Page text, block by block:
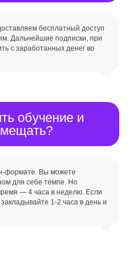
бесплатный доступ
Дальнейшие подписки, при
с заработанных денег во
обучение и
формате. Вы можете
для себе темпе. Но
— 4 часа в неделю. Если
1-2 часа в день и